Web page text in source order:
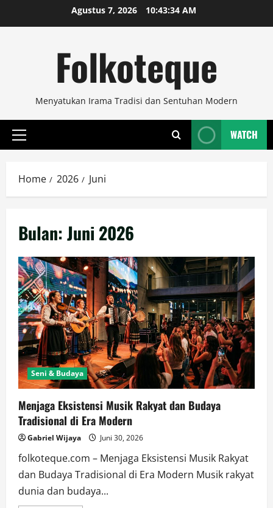
to
Agustus 7, 2026 10:43:35 AM
Folkoteque
Menyatukan Irama Tradisi dan Sentuhan Modern
Primary
WATCH
Home 2026 Juni
Bulan:Juni 2026
Seni & Budaya
Menjaga Eksistensi Musik Rakyat dan Budaya
Tradisional di Era Modern
Gabriel Wijaya Juni 30, 2026
folkoteque.com – Menjaga Eksistensi Musik Rakyat
dan Budaya Tradisional di Era Modern Musik rakyat
dunia dan budaya...